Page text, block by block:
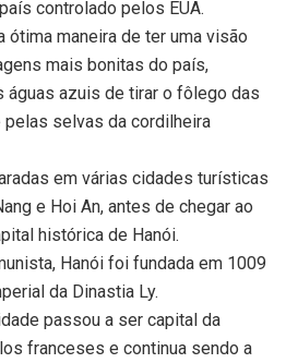
controlado pelos EUA.
ótima maneira de ter uma visão
mais bonitas do país,
águas azuis de tirar o fôlego das
pelas selvas da cordilheira
em várias cidades turísticas
e Hoi An, antes de chegar ao
histórica de Hanói.
Hanói foi fundada em 1009
da Dinastia Ly.
passou a ser capital da
franceses e continua sendo a